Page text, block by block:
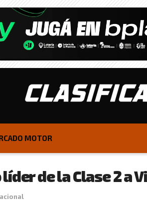
MOTOR
de la Clase 2 a